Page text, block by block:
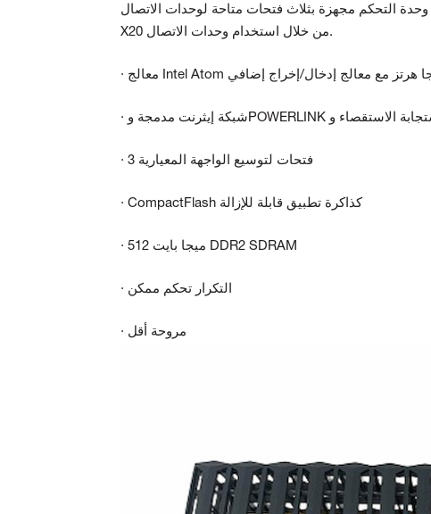
وحدة التحكم مجهزة بثلاث فتحات متاحة لوحدات الاتصال X20. يمكن بسهولة دمج أنظمة الحافلات والشبكات المختلفة في نظام
X20 من خلال استخدام وحدات الاتصال.
· 3 فتحات لتوسيع الواجهة المعيارية
· CompactFlash كذاكرة تطبيق قابلة للإزالة
· 512 ميجا بايت DDR2 SDRAM
· التكرار تحكم ممكن
· مروحة أقل